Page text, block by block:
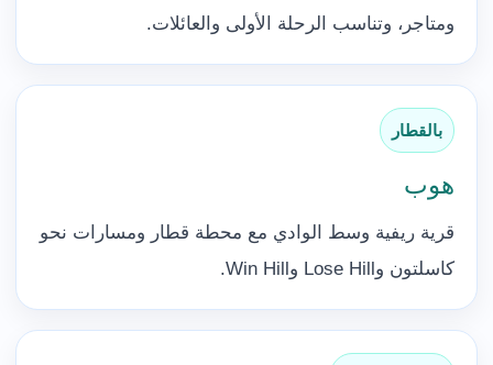
ومتاجر، وتناسب الرحلة الأولى والعائلات.
بالقطار
هوب
قرية ريفية وسط الوادي مع محطة قطار ومسارات نحو
كاسلتون وLose Hill وWin Hill.